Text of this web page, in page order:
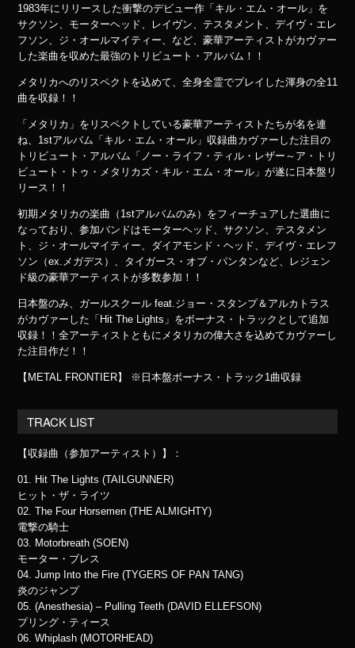
1983年にリリースした衝撃のデビュー作「キル・エム・オール」を
サクソン、モーターヘッド、レイヴン、テスタメント、デイヴ・エレ
フソン、ジ・オールマイティー、など、豪華アーティストがカヴァー
した楽曲を収めた最強のトリビュート・アルバム！！
メタリカへのリスペクトを込めて、全身全霊でプレイした渾身の全11
曲を収録！！
「メタリカ」をリスペクトしている豪華アーティストたちが名を連
ね、1stアルバム「キル・エム・オール」収録曲カヴァーした注目の
トリビュート・アルバム「ノー・ライフ・ティル・レザー～ア・トリ
ビュート・トゥ・メタリカズ・キル・エム・オール」が遂に日本盤リ
リース！！
初期メタリカの楽曲（1stアルバムのみ）をフィーチュアした選曲に
なっており、参加バンドはモーターヘッド、サクソン、テスタメン
ト、ジ・オールマイティー、ダイアモンド・ヘッド、デイヴ・エレフ
ソン（ex.メガデス）、タイガース・オブ・パンタンなど、レジェン
ド級の豪華アーティストが多数参加！！
日本盤のみ、ガールスクール feat.ジョー・スタンプ＆アルカトラス
がカヴァーした「Hit The Lights」をボーナス・トラックとして追加
収録！！全アーティストともにメタリカの偉大さを込めてカヴァーし
た注目作だ！！
【METAL FRONTIER】 ※日本盤ボーナス・トラック1曲収録
TRACK LIST
【収録曲（参加アーティスト）】：
01. Hit The Lights (TAILGUNNER)
ヒット・ザ・ライツ
02. The Four Horsemen (THE ALMIGHTY)
電撃の騎士
03. Motorbreath (SOEN)
モーター・ブレス
04. Jump Into the Fire (TYGERS OF PAN TANG)
炎のジャンプ
05. (Anesthesia) – Pulling Teeth (DAVID ELLEFSON)
プリング・ティース
06. Whiplash (MOTORHEAD)